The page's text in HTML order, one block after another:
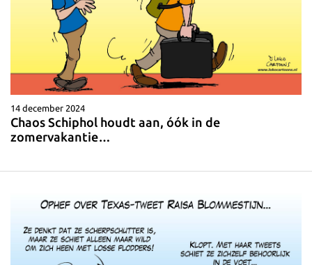
14 december 2024
Chaos Schiphol houdt aan, óók in de
zomervakantie…